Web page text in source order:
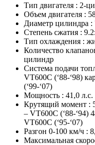
Тип двигателя : 2-
Объем двигателя :
Диаметр цилиндра :
Степень сжатия :
Тип охлаждения :
Количество
цилиндр
Система подачи
VT600C (‘88-‘98)
(‘99-‘07)
Мощность : 41,0 л.с.
Крутящий момент :
– VT600C (‘88-‘94)
VT600C (‘95-‘07)
Разгон 0-100 км/ч :
Максимальная